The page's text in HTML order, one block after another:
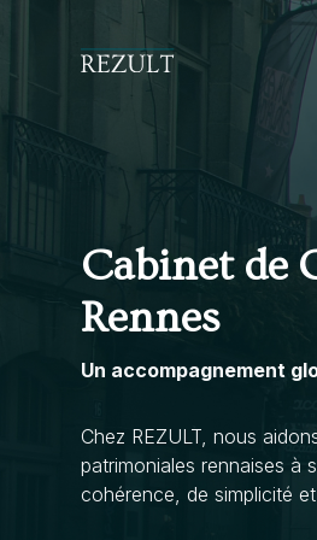
Cabinet de
Rennes
Un accompagnement
Chez REZULT, nous
patrimoniales rennaises à
cohérence, de simplicité